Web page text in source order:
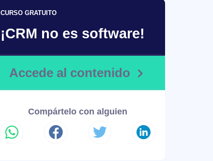
CURSO GRATUITO
¡CRM no es software!
Accede al contenido
Compártelo con alguien